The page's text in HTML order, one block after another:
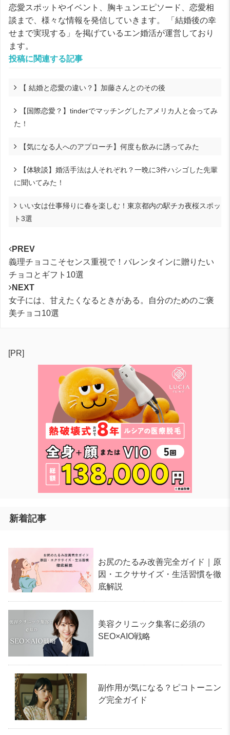
恋愛スポットやイベント、胸キュンエピソード、恋愛相
談まで、様々な情報を発信していきます。 「結婚後の幸
せまで実現する」を掲げているエン婚活が運営しており
ます。
投稿に関連する記事
【 結婚と恋愛の違い？】加藤さんとのその後
【国際恋愛？】tinderでマッチングしたアメリカ人と会ってみ
た！
【気になる人へのアプローチ】何度も飲みに誘ってみた
【体験談】婚活手法は人それぞれ？一晩に3件ハシゴした先輩
に聞いてみた！
いい女は仕事帰りに春を楽しむ！東京都内の駅チカ夜桜スポッ
ト3選
PREV
義理チョコこそセンス重視で！バレンタインに贈りたい
チョコとギフト10選
NEXT
女子には、甘えたくなるときがある。自分のためのご褒
美チョコ10選
[PR]
新着記事
お尻のたるみ改善完全ガイド｜原
因・エクササイズ・生活習慣を徹
底解説
美容クリニック集客に必須の
SEO×AIO戦略
副作用が気になる？ピコトーニン
グ完全ガイド